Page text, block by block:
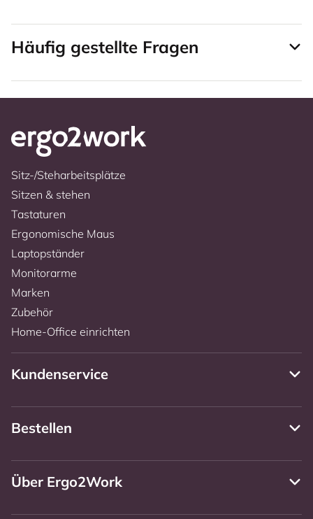
Häufig gestellte Fragen
Sitz-/Steharbeitsplätze
Sitzen & stehen
Tastaturen
Ergonomische Maus
Laptopständer
Monitorarme
Marken
Zubehör
Home-Office einrichten
Kundenservice
Bestellen
Über Ergo2Work